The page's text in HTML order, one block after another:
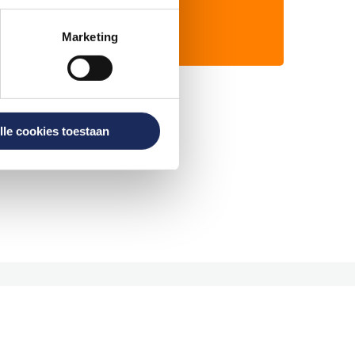
Marketing
cookies toestaan
4 seconden.